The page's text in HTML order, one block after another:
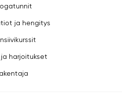
ja hengitys
harjoitukset